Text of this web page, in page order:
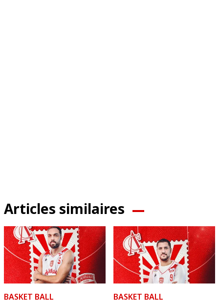
Articles similaires
BASKET BALL
BASKET BALL